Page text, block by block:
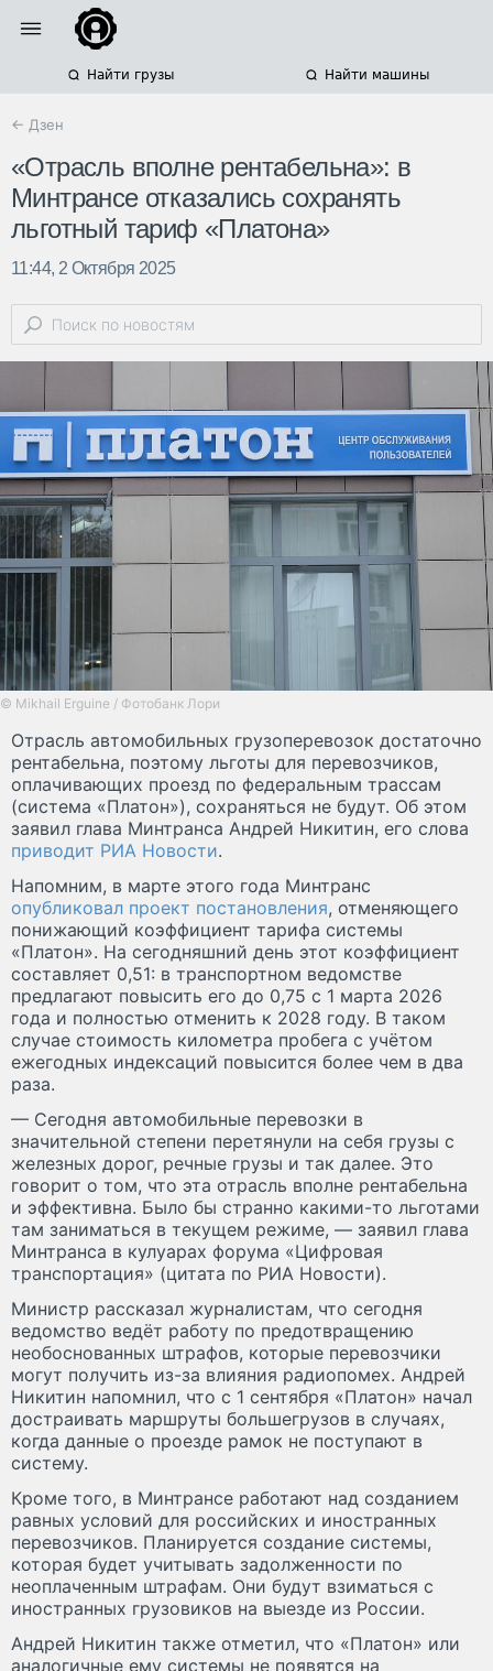
Найти грузы Найти машины
← Дзен
«Отрасль вполне рентабельна»: в
Минтрансе отказались сохранять
льготный тариф «Платона»
11:44, 2 Октября 2025
© Mikhail Erguine / Фотобанк Лори
Отрасль автомобильных грузоперевозок достаточно
рентабельна, поэтому льготы для перевозчиков,
оплачивающих проезд по федеральным трассам
(система «Платон»), сохраняться не будут. Об этом
заявил глава Минтранса Андрей Никитин, его слова
приводит РИА Новости.
Напомним, в марте этого года Минтранс
опубликовал проект постановления, отменяющего
понижающий коэффициент тарифа системы
«Платон». На сегодняшний день этот коэффициент
составляет 0,51: в транспортном ведомстве
предлагают повысить его до 0,75 с 1 марта 2026
года и полностью отменить к 2028 году. В таком
случае стоимость километра пробега с учётом
ежегодных индексаций повысится более чем в два
раза.
— Сегодня автомобильные перевозки в
значительной степени перетянули на себя грузы с
железных дорог, речные грузы и так далее. Это
говорит о том, что эта отрасль вполне рентабельна
и эффективна. Было бы странно какими-то льготами
там заниматься в текущем режиме, — заявил глава
Минтранса в кулуарах форума «Цифровая
транспортация» (цитата по РИА Новости).
Министр рассказал журналистам, что сегодня
ведомство ведёт работу по предотвращению
необоснованных штрафов, которые перевозчики
могут получить из-за влияния радиопомех. Андрей
Никитин напомнил, что с 1 сентября «Платон» начал
достраивать маршруты большегрузов в случаях,
когда данные о проезде рамок не поступают в
систему.
Кроме того, в Минтрансе работают над созданием
равных условий для российских и иностранных
перевозчиков. Планируется создание системы,
которая будет учитывать задолженности по
неоплаченным штрафам. Они будут взиматься с
иностранных грузовиков на выезде из России.
Андрей Никитин также отметил, что «Платон» или
аналогичные ему системы не появятся на